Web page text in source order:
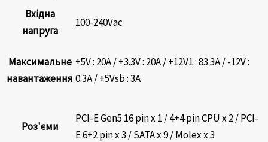
Вхідна
напруга
100-240Vac
Максимальне
навантаження
+5V : 20А / +3.3V : 20А / +12V1 : 83.3А / -12V :
0.3А / +5Vsb : 3А
Роз'єми
PCI-E Gen5 16 pin x 1 / 4+4 pin CPU x 2 / PCI-
E 6+2 pin x 3 / SATA x 9 / Molex x 3